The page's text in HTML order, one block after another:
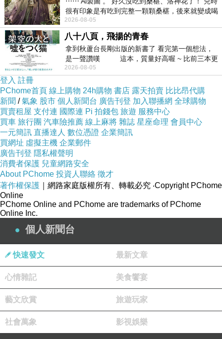
(3)如有傷口或是紅腫發膿或皮膚異常請勿使用。
(4)請避免放置高溫下或陽光直射處。
(5)已拆封使用或無法恢復原狀、或商品外盒損壞等均恕無法辦理退換
貨。
(6)使用中如有發疹、發紅、癢、刺激、痛、熱或脫皮等現象時請暫停使
用，如暫停使用後仍未好轉請停止使用，並詢問藥劑師或醫生。
商品訊息簡述
很有印象是有吃到完整一顆顆桑椹，後來就變成喝
桑椹汁。 現在是連喝都沒喝
2026-08-05
八十八頁，飛揚的青春
拿到秋蘆台長剛出版的新書了 看完第一個想法，
是一聲讚嘆 這本，質量好高喔 ~ 比前三本更
勝一
2026-08-05
登入 註冊
PChome首頁 線上購物 24h購物 書店 露天拍賣 比比昂代購
新聞 /氣象 股市 個人新聞台 廣告刊登 加入聯播網 全球購物
買賣租屋 支付連 國際連 Pi 拍錢包 旅遊 服務中心
買車 旅行團 汽車險推薦 線上麻將 雜誌 星座命理 會員中心
一元簡訊 直播達人 數位憑證 企業簡訊
買網址 虛擬主機 企業郵件
廣告刊登 隱私權聲明
消費者保護 兒童網路安全
About PChome 投資人聯絡 徵才
著作權保護 ｜網路家庭版權所有、轉載必究 ‧Copyright PChome
Online
PChome Online and PChome are trademarks of PChome
Online Inc.
個人新聞台
快速發文 最新文章
心情雜記 美食饗宴
藝文欣賞 旅遊玩家
社會萬象 影視娛樂